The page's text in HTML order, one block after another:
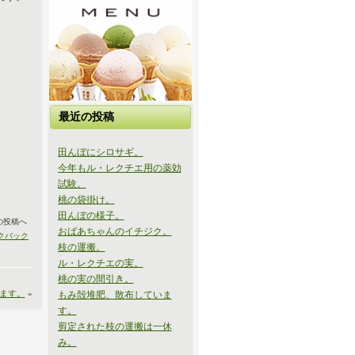
投稿へ
バック
す。 »
最近の投稿
田んぼにシロサギ。
今年もル・レクチエ用の薬効
試験。
桃の袋掛け。
田んぼの様子。
おばあちゃんのイチジク。
枝の運搬。
ル・レクチエの実。
桃の実の間引き。
もみ殻堆肥、散布していま
す。
剪定された枝の運搬は一休
み。